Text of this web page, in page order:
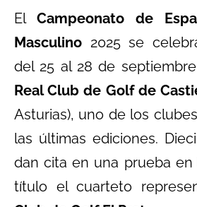
El Campeonato de
Masculino 2025 se
del 25 al 28 de
Real Club de Golf de
Asturias), uno de los
las últimas ediciones.
dan cita en una prueba
título el cuarteto